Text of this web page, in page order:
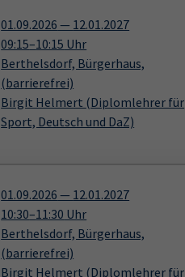
01.09.2026 — 12.01.2027
09:15–10:15 Uhr
Berthelsdorf, Bürgerhaus,
(barrierefrei)
Birgit Helmert (Diplomlehrer für
Sport, Deutsch und DaZ)
01.09.2026 — 12.01.2027
10:30–11:30 Uhr
Berthelsdorf, Bürgerhaus,
(barrierefrei)
Birgit Helmert (Diplomlehrer für